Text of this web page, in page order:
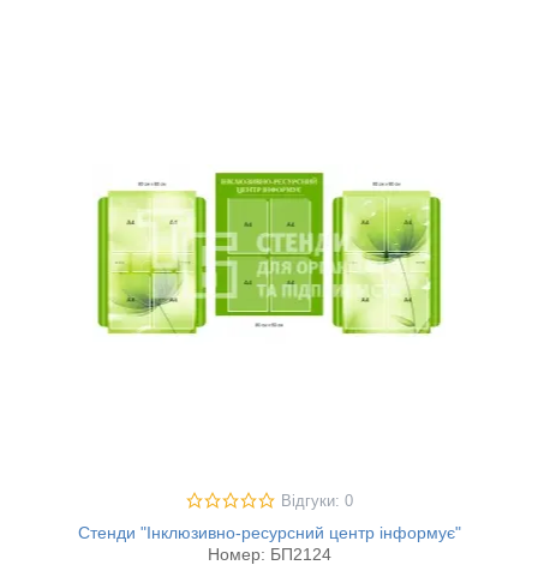
Відгуки: 0
Стенди "Інклюзивно-ресурсний центр інформує"
Номер: БП2124